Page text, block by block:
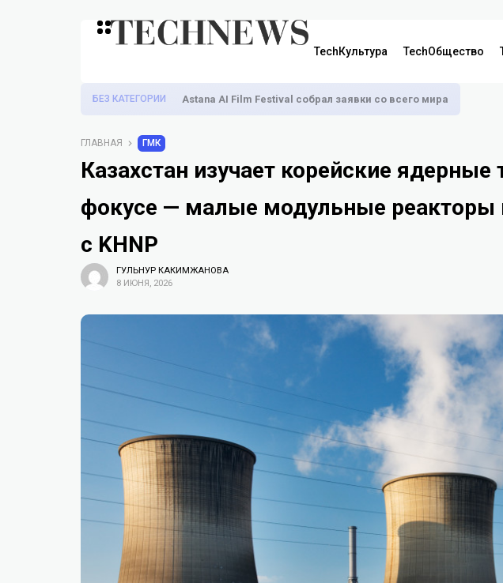
TechКультура TechОбщество
БЕЗ КАТЕГОРИИ Astana AI Film Festival собрал заявки со всего мира
ГЛАВНАЯ ГМК
Казахстан изучает корейские ядерные
фокусе — малые модульные реакторы
с KHNP
ГУЛЬНУР КАКИМЖАНОВА
8 ИЮНЯ, 2026